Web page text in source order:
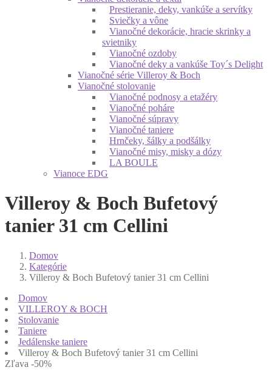
Prestieranie, deky, vankúše a servítky
Sviečky a vône
Vianočné dekorácie, hracie skrinky a
svietniky
Vianočné ozdoby
Vianočné deky a vankúše Toy´s Delight
Vianočné série Villeroy & Boch
Vianočné stolovanie
Vianočné podnosy a etažéry
Vianočné poháre
Vianočné súpravy
Vianočné taniere
Hrnčeky, šálky a podšálky
Vianočné misy, misky a dózy
LA BOULE
Vianoce EDG
Villeroy & Boch Bufetový
tanier 31 cm Cellini
Domov
Kategórie
Villeroy & Boch Bufetový tanier 31 cm Cellini
Domov
VILLEROY & BOCH
Stolovanie
Taniere
Jedálenske taniere
Villeroy & Boch Bufetový tanier 31 cm Cellini
Zľava -50%